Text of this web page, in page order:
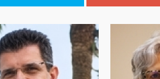
Envoyer